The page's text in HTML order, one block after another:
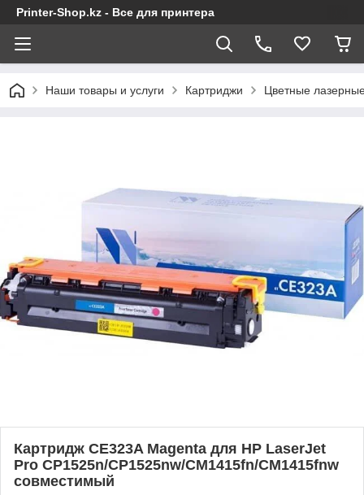
Printer-Shop.kz - Все для принтера
Наши товары и услуги Картриджи Цветные
Картридж CE323A Magenta для HP LaserJet
Pro CP1525n/CP1525nw/CM1415fn/CM1415fnw
совместимый